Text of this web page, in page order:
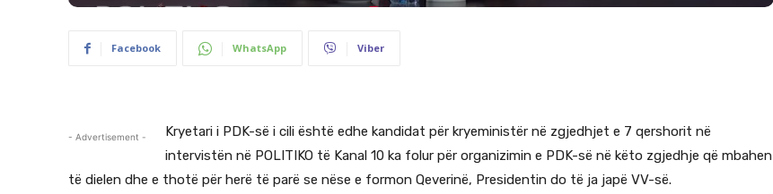
Facebook WhatsApp Viber
- Advertisement -
Kryetari i PDK-së i cili është edhe kandidat për kryeministër në zgjedhjet e 7 qershorit në
intervistën në POLITIKO të Kanal 10 ka folur për organizimin e PDK-së në këto zgjedhje që mbahen
të dielen dhe e thotë për herë të parë se nëse e formon Qeverinë, Presidentin do të ja japë VV-së.